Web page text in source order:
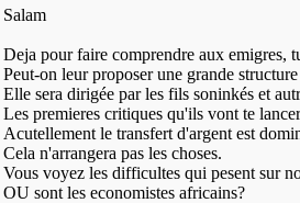
Salam
Deja pour faire comprendre aux emigres,
Peut-on leur proposer une grande
Elle sera dirigée par les fils soninkés et
Les premieres critiques qu'ils vont te
Acutellement le transfert d'argent est
Cela n'arrangera pas les choses.
Vous voyez les difficultes qui pesent sur
OU sont les economistes africains?